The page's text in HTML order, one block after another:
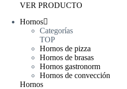
VER PRODUCTO
Hornos
Categorías
TOP
Hornos de pizza
Hornos de brasas
Hornos gastronorm
Hornos de convección
Hornos